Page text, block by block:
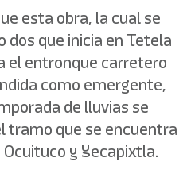
esta obra, la cual se
que inicia en Tetela
el entronque carretero
como emergente,
de lluvias se
tramo que se encuentra
y Yecapixtla.